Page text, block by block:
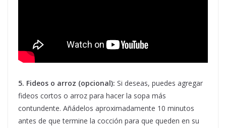
5. Fideos o arroz (opcional): Si deseas, puedes agregar
fideos cortos o arroz para hacer la sopa más
contundente. Añádelos aproximadamente 10 minutos
antes de que termine la cocción para que queden en su